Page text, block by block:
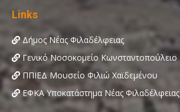
Links
Δήμος Νέας Φιλαδέλφειας
Γενικό Νοσοκομείο Κωνσταντοπούλειο
ΠΠΙΕΔ Μουσείο Φιλιώ Χαϊδεμένου
ΕΦΚΑ Υποκατάστημα Νέας Φιλαδέλφειας